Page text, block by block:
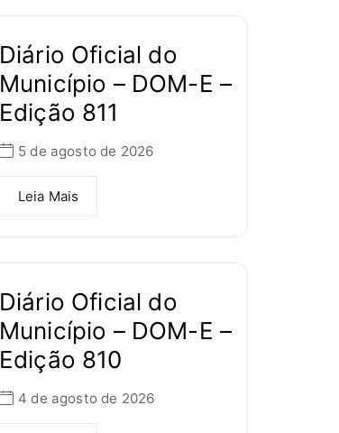
Diário Oficial do
Município – DOM-E –
Edição 811
5 de agosto de 2026
Leia Mais
Diário Oficial do
Município – DOM-E –
Edição 810
4 de agosto de 2026